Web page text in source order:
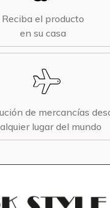
Reciba el producto
en su casa
de mercancías
lugar del mundo